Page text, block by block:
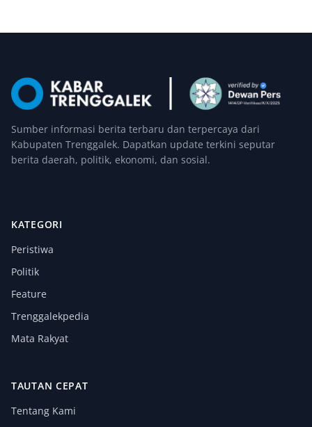
Sumber informasi berita terbaru dan terpercaya dari
Kabupaten Trenggalek. Dapatkan update terkini seputar
berita daerah, politik, ekonomi, dan sosial.
KATEGORI
Peristiwa
Politik
Feature
Trenggalekpedia
Mata Rakyat
TAUTAN CEPAT
Tentang Kami